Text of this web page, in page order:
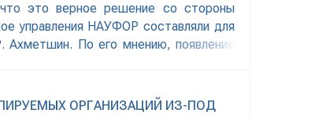
это верное решение со стороны
управления НАУФОР составляли для
Ахметшин. По его мнению, появление
ОРГАНИЗАЦИЙ ИЗ-ПОД